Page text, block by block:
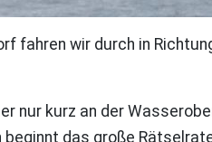
fahren wir durch in
nur kurz an der
das große